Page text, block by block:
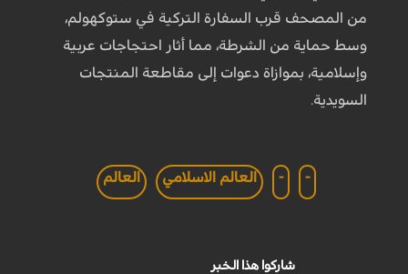
من المصحف قرب السفارة التركية في ستوكهولم،
وسط حماية من الشرطة، مما أثار احتجاجات عربية
وإسلامية، بموازاة دعوات إلى مقاطعة المنتجات
السويدية.
-
- العالم الاسلامي العالم
شاركوا هذا الخبر